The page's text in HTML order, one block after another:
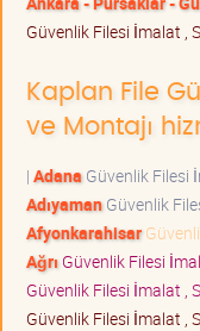
Güvenlik Filesi İmalat ,
Kaplan File
ve Montajı
| Adana Güvenlik Filesi
AdıyamanGüvenlik
Afyonkarahisar
Ağrı Güvenlik Filesi
Güvenlik Filesi İmalat ,
Güvenlik Filesi İmalat ,